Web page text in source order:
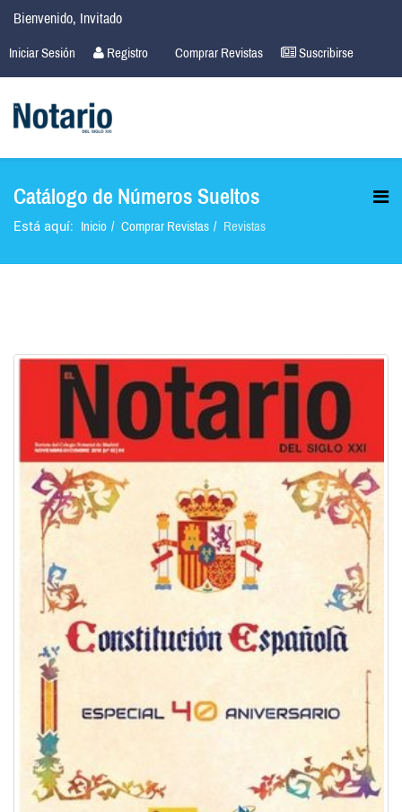
Bienvenido, Invitado
Registro
Iniciar Sesión Suscribirse
Comprar Revistas
Catálogo de Números Sueltos
Está aquí: Inicio Comprar Revistas Revistas